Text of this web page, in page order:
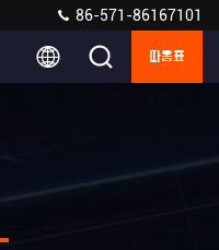
86-571-86167101
따옴표